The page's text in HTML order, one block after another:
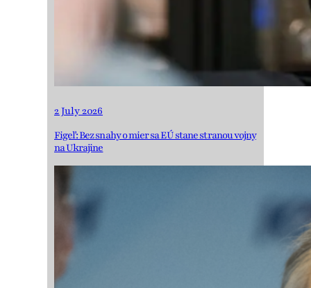
2 July 2026
Figeľ: Bez snahy o mier sa EÚ stane stranou vojny
na Ukrajine